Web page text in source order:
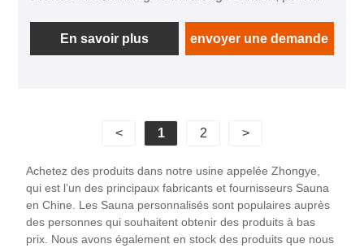
et sain. Le bois de pruche a une texture dure, un
beau grain et des propriétés naturelles anti-corrosion
technologie infrarouge lointain peut favoriser
efficacement la circulation sanguine dans le corps
et nourrir le corps, et aider à la perte de poids et à
l'amincissement. De plus, le hammam à infrarouge
lointain pour la sueur de pruche présente également
les caractéristiques d'une utilisation facile, d'une
En savoir plus envoyer une demande
< 1 2 >
Achetez des produits dans notre usine appelée Zhongye,
qui est l’un des principaux fabricants et fournisseurs Sauna
en Chine. Les Sauna personnalisés sont populaires auprès
des personnes qui souhaitent obtenir des produits à bas
prix. Nous avons également en stock des produits que nous